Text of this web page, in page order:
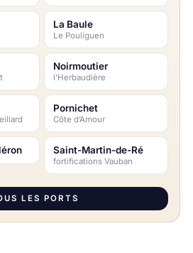
La Baule
Le Pouliguen
Noirmoutier
l’Herbaudière
Pornichet
Côte d’Amour
Saint-Martin-de-Ré
fortifications Vauban
LES PORTS